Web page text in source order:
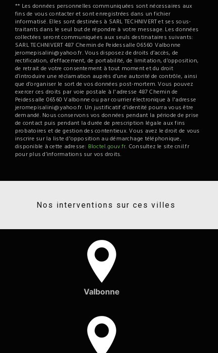
** Les données personnelles communiquées sont nécessaires aux
fins de vous contacter et sont enregistrées dans un fichier
informatisé. Elles sont destinées à SARL TECHNIVERT et ses sous-
traitants dans le seul but de répondre à votre message. Les données
collectées seront communiquées aux seuls destinataires suivants:
SARL TECHNIVERT 487 Chemin de Peidessalle 06560 Valbonne
jeromepisalini@yahoo.fr. Vous disposez de droits d’accès, de
rectification, d’effacement, de portabilité, de limitation, d’opposition,
de retrait de votre consentement à tout moment et du droit
d’introduire une réclamation auprès d’une autorité de contrôle, ainsi
que d’organiser le sort de vos données post-mortem. Vous pouvez
exercer ces droits par voie postale à l'adresse 487 Chemin de
Peidessalle 06560 Valbonne ou par courrier électronique à l'adresse
jeromepisalini@yahoo.fr. Un justificatif d'identité pourra vous être
demandé. Nous conservons vos données pendant la période de prise
de contact puis pendant la durée de prescription légale aux fins
probatoires et de gestion des contentieux. Vous avez le droit de vous
inscrire sur la liste d'opposition au démarchage téléphonique,
disponible à cette adresse: Bloctel.gouv.fr . Consultez le site cnil.fr
pour plus d’informations sur vos droits.
Nos interventions sur ces villes
Valbonne